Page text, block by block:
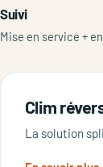
Suivi
Mise en service +
Clim
La solution